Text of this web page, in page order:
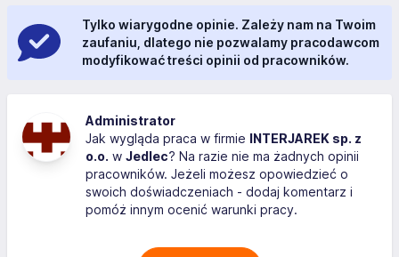
Tylko wiarygodne opinie. Zależy nam na Twoim
zaufaniu, dlatego nie pozwalamy pracodawcom
modyfikować treści opinii od pracowników.
Administrator
Jak wygląda praca w firmie INTERJAREK sp. z
o.o. w Jedlec? Na razie nie ma żadnych opinii
pracowników. Jeżeli możesz opowiedzieć o
swoich doświadczeniach - dodaj komentarz i
pomóż innym ocenić warunki pracy.